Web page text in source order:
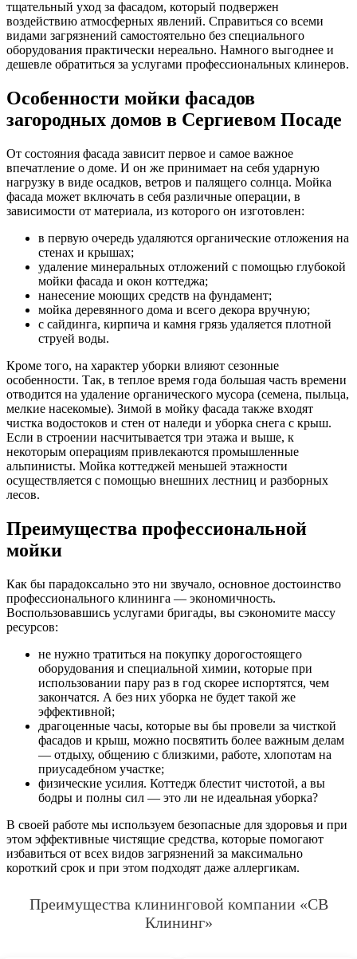
тщательный уход за фасадом, который подвержен
воздействию атмосферных явлений. Справиться со всеми
видами загрязнений самостоятельно без специального
оборудования практически нереально. Намного выгоднее и
дешевле обратиться за услугами профессиональных клинеров.
Особенности мойки фасадов
загородных домов в Сергиевом Посаде
От состояния фасада зависит первое и самое важное
впечатление о доме. И он же принимает на себя ударную
нагрузку в виде осадков, ветров и палящего солнца. Мойка
фасада может включать в себя различные операции, в
зависимости от материала, из которого он изготовлен:
в первую очередь удаляются органические отложения на
стенах и крышах;
удаление минеральных отложений с помощью глубокой
мойки фасада и окон коттеджа;
нанесение моющих средств на фундамент;
мойка деревянного дома и всего декора вручную;
с сайдинга, кирпича и камня грязь удаляется плотной
струей воды.
Кроме того, на характер уборки влияют сезонные
особенности. Так, в теплое время года большая часть времени
отводится на удаление органического мусора (семена, пыльца,
мелкие насекомые). Зимой в мойку фасада также входят
чистка водостоков и стен от наледи и уборка снега с крыш.
Если в строении насчитывается три этажа и выше, к
некоторым операциям привлекаются промышленные
альпинисты. Мойка коттеджей меньшей этажности
осуществляется с помощью внешних лестниц и разборных
лесов.
Преимущества профессиональной
мойки
Как бы парадоксально это ни звучало, основное достоинство
профессионального клининга — экономичность.
Воспользовавшись услугами бригады, вы сэкономите массу
ресурсов:
не нужно тратиться на покупку дорогостоящего
оборудования и специальной химии, которые при
использовании пару раз в год скорее испортятся, чем
закончатся. А без них уборка не будет такой же
эффективной;
драгоценные часы, которые вы бы провели за чисткой
фасадов и крыш, можно посвятить более важным делам
— отдыху, общению с близкими, работе, хлопотам на
приусадебном участке;
физические усилия. Коттедж блестит чистотой, а вы
бодры и полны сил — это ли не идеальная уборка?
В своей работе мы используем безопасные для здоровья и при
этом эффективные чистящие средства, которые помогают
избавиться от всех видов загрязнений за максимально
короткий срок и при этом подходят даже аллергикам.
Преимущества клининговой компании «СВ
Клининг»